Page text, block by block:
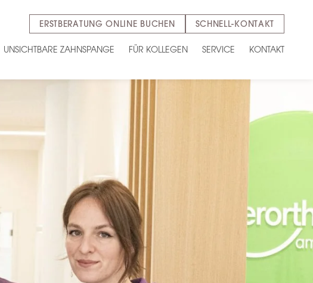
UNSICHTBARE ZAHNSPANGE FÜR KOLLEGEN SERVICE KONTAKT
ERSTBERATUNG ONLINE BUCHEN SCHNELL-KONTAKT